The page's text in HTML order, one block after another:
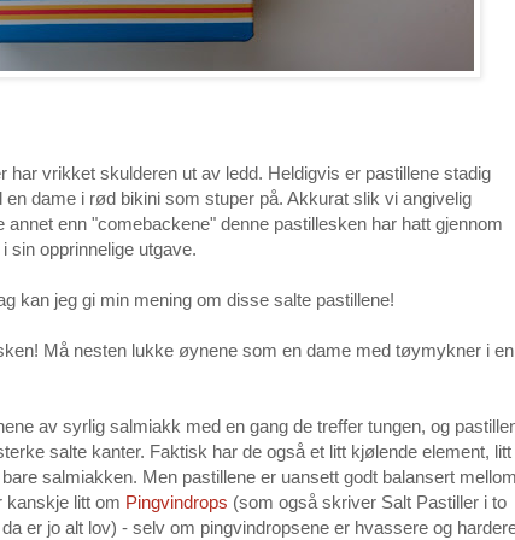
har vrikket skulderen ut av ledd. Heldigvis er pastillene stadig
dame i rød bikini som stuper på. Akkurat slik vi angivelig
enn "comebackene" denne pastillesken har hatt gjennom
sin opprinnelige utgave.
kan jeg gi min mening om disse salte pastillene!
Må nesten lukke øynene som en dame med tøymykner i en
av syrlig salmiakk med en gang de treffer tungen, og
salte kanter. Faktisk har de også et litt kjølende element, litt
salmiakken. Men pastillene er uansett godt balansert mellom
kanskje litt om Pingvindrops (som også skriver Salt Pastiller i to
er jo alt lov) - selv om pingvindropsene er hvassere og